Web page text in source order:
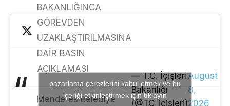
BAKANLIĞINCA
GÖREVDEN
UZAKLAŞTIRILMASINA
DAİR BASIN
AÇIKLAMASI
Menderes Belediye
— T.C. İçişleri
Bakanlığı
(@TC_icisleri)
August
8,
2026
pazarlama çerezlerini kabul etmek ve bu
içeriği etkinleştirmek için tıklayın